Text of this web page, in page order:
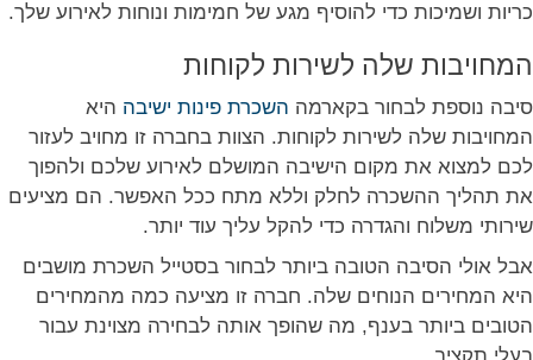
כריות ושמיכות כדי להוסיף מגע של חמימות ונוחות לאירוע שלך.
המחויבות שלה לשירות לקוחות
סיבה נוספת לבחור בקארמה השכרת פינות ישיבה היא
המחויבות שלה לשירות לקוחות. הצוות בחברה זו מחויב לעזור
לכם למצוא את מקום הישיבה המושלם לאירוע שלכם ולהפוך
את תהליך ההשכרה לחלק וללא מתח ככל האפשר. הם מציעים
שירותי משלוח והגדרה כדי להקל עליך עוד יותר.
אבל אולי הסיבה הטובה ביותר לבחור בסטייל השכרת מושבים
היא המחירים הנוחים שלה. חברה זו מציעה כמה מהמחירים
הטובים ביותר בענף, מה שהופך אותה לבחירה מצוינת עבור